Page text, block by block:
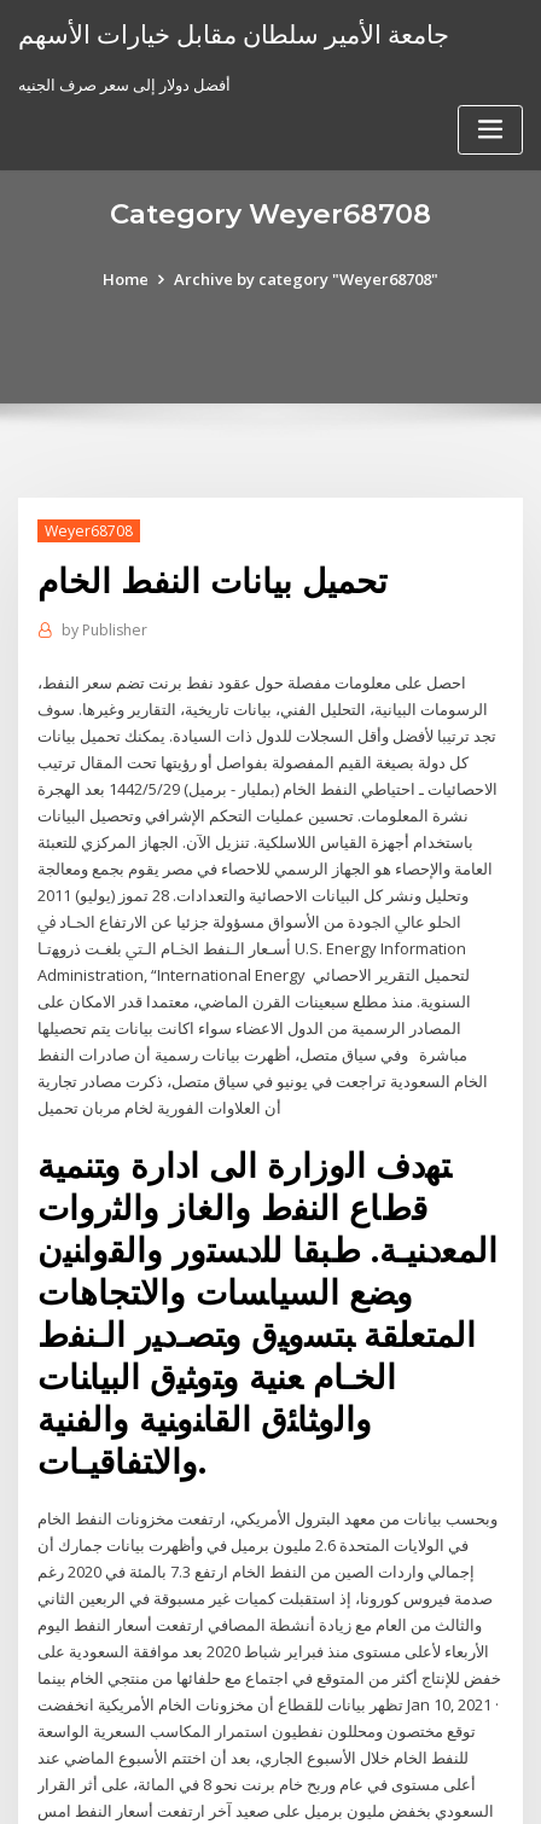
جامعة الأمير سلطان مقابل خيارات الأسهم
أفضل دولار إلى سعر صرف الجنيه
Category Weyer68708
Home Archive by category "Weyer68708"
Weyer68708
تحميل بيانات النفط الخام
by Publisher
احصل على معلومات مفصلة حول عقود نفط برنت تضم سعر النفط،
الرسومات البيانية، التحليل الفني، بيانات تاريخية، التقارير وغيرها. سوف
تجد ترتيبا لأفضل وأقل السجلات للدول ذات السيادة. يمكنك تحميل بيانات
كل دولة بصيغة القيم المفصولة بفواصل أو رؤيتها تحت المقال ترتيب
الاحصائيات ـ احتياطي النفط الخام (بمليار - برميل) 29‏‏/5‏‏/1442 بعد الهجرة
نشرة المعلومات. تحسين عمليات التحكم الإشرافي وتحصيل البيانات
باستخدام أجهزة القياس اللاسلكية. تنزيل الآن. الجهاز المركزي للتعبئة
العامة والإحصاء هو الجهاز الرسمي للاحصاء في مصر يقوم بجمع ومعالجة
وتحليل ونشر كل البيانات الاحصائية والتعدادات. 28 تموز (يوليو) 2011
ﺍﳊﻠﻮ ﻋﺎﱄ ﺍﳉﻮﺩﺓ ﻣﻦ ﺍﻷﺳﻮﺍﻕ ﻣﺴﺆﻭﻟﺔ ﺟﺰﺋﻴﺎ ﻋﻦ ﺍﻻﺭﺗﻔﺎﻉ ﺍﳊـﺎﺩ ﰲ
ﺃﺳـﻌﺎﺭ ﺍﻟـﻨﻔﻂ ﺍﳋـﺎﻡ ﺍﻟـﱵ ﺑﻠﻐـﺖ ﺫﺭﻭﻬﺗـﺎ U.S. Energy Information
Administration, “International Energy لتحميل التقرير الاحصائي
السنوية. منذ مطلع سبعينات القرن الماضي، معتمدا قدر الامكان على
المصادر الرسمية من الدول الاعضاء سواء اكانت بيانات يتم تحصيلها
مباشرة وفي سياق متصل، أظهرت بيانات رسمية أن صادرات النفط
الخام السعودية تراجعت في يونيو في سياق متصل، ذكرت مصادر تجارية
ﺘﻬﺩﻑ ﺍﻟﻭﺯﺍﺭﺓ ﺍﻟﻰ ﺍﺩﺍﺭﺓ ﻭﺘﻨﻤﻴﺔ
ﻗﻁﺎﻉ ﺍﻟﻨﻔﻁ ﻭﺍﻟﻐﺎﺯ ﻭﺍﻟﺜﺭﻭﺍﺕ
ﺍﻟﻤﻌﺩﻨﻴـﺔ. ﻁﺒﻘﺎ ﻟﻠﺩﺴﺘﻭﺭ ﻭﺍﻟﻘﻭﺍﻨﻴﻥ
ﻭﻀﻊ ﺍﻟﺴﻴﺎﺴﺎﺕ ﻭﺍﻻﺘﺠﺎﻫﺎﺕ
ﺍﻟﻤﺘﻌﻠﻘﺔ ﺒﺘﺴﻭﻴﻕ ﻭﺘﺼـﺩﻴﺭ ﺍﻟـﻨﻔﻁ
ﺍﻟﺨـﺎﻡ ﻌﻨﻴﺔ ﻭﺘﻭﺜﻴﻕ ﺍﻟﺒﻴﺎﻨﺎﺕ
ﻭﺍﻟﻭﺜﺎﺌﻕ ﺍﻟﻘﺎﻨﻭﻨﻴﺔ ﻭﺍﻟﻔﻨﻴﺔ
ﻭﺍﻻﺘﻔﺎﻗﻴـﺎﺕ.
وبحسب بيانات من معهد البترول الأمريكي، ارتفعت مخزونات النفط الخام
في الولايات المتحدة 2.6 مليون برميل في وأظهرت بيانات جمارك أن
إجمالي واردات الصين من النفط الخام ارتفع 7.3 بالمئة في 2020 رغم
صدمة فيروس كورونا، إذ استقبلت كميات غير مسبوقة في الربعين الثاني
والثالث من العام مع زيادة أنشطة المصافي ارتفعت أسعار النفط اليوم
الأربعاء لأعلى مستوى منذ فبراير شباط 2020 بعد موافقة السعودية على
خفض للإنتاج أكثر من المتوقع في اجتماع مع حلفائها من منتجي الخام بينما
تظهر بيانات للقطاع أن مخزونات الخام الأمريكية انخفضت Jan 10, 2021 ·
توقع مختصون ومحللون نفطيون استمرار المكاسب السعرية الواسعة
للنفط الخام خلال الأسبوع الجاري، بعد أن اختتم الأسبوع الماضي عند
أعلى مستوى في عام وربح خام برنت نحو 8 في المائة، على أثر القرار
السعودي بخفض مليون برميل على صعيد آخر ارتفعت أسعار النفط امس